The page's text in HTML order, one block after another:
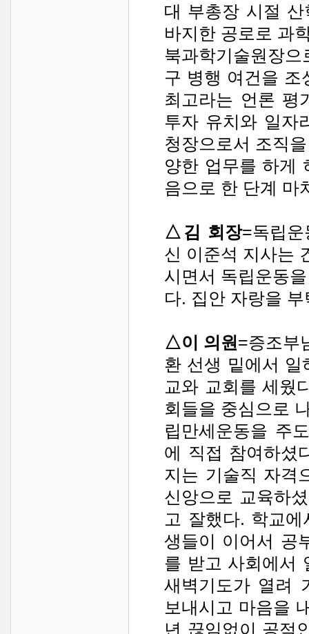
대 부총장 시절
바지한 공로로 과
북과학기술원장
구 병행 여건을 조
최고라는 언론 평
투자 유치와 일자
청장으로서 조직
양한 업무를 하게
음으로 한 단계 마
△김 회장=독립
신 이준석 지사는
시면서 독립운동
다. 집안 자랑을
△이 의원=증조부
환 선생 밑에서 일
교와 교회를 세웠
회들을 중심으로
립만세운동을 주
에 직접 참여하셨
지는 기술직 자격
신앙으로 교육하
고 잘했다. 학교
생들이 이어서 공
를 받고 사회에서
새벽기도가 열려
보내시고 마음을
년 끊임없이 공적